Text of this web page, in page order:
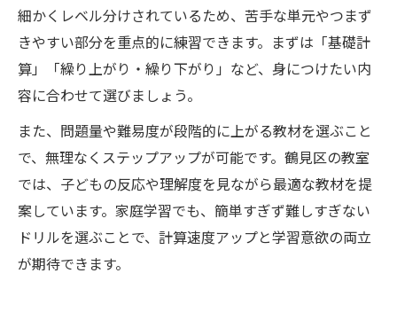
細かくレベル分けされているため、苦手な単元やつまず
きやすい部分を重点的に練習できます。まずは「基礎計
算」「繰り上がり・繰り下がり」など、身につけたい内
容に合わせて選びましょう。
また、問題量や難易度が段階的に上がる教材を選ぶこと
で、無理なくステップアップが可能です。鶴見区の教室
では、子どもの反応や理解度を見ながら最適な教材を提
案しています。家庭学習でも、簡単すぎず難しすぎない
ドリルを選ぶことで、計算速度アップと学習意欲の両立
が期待できます。